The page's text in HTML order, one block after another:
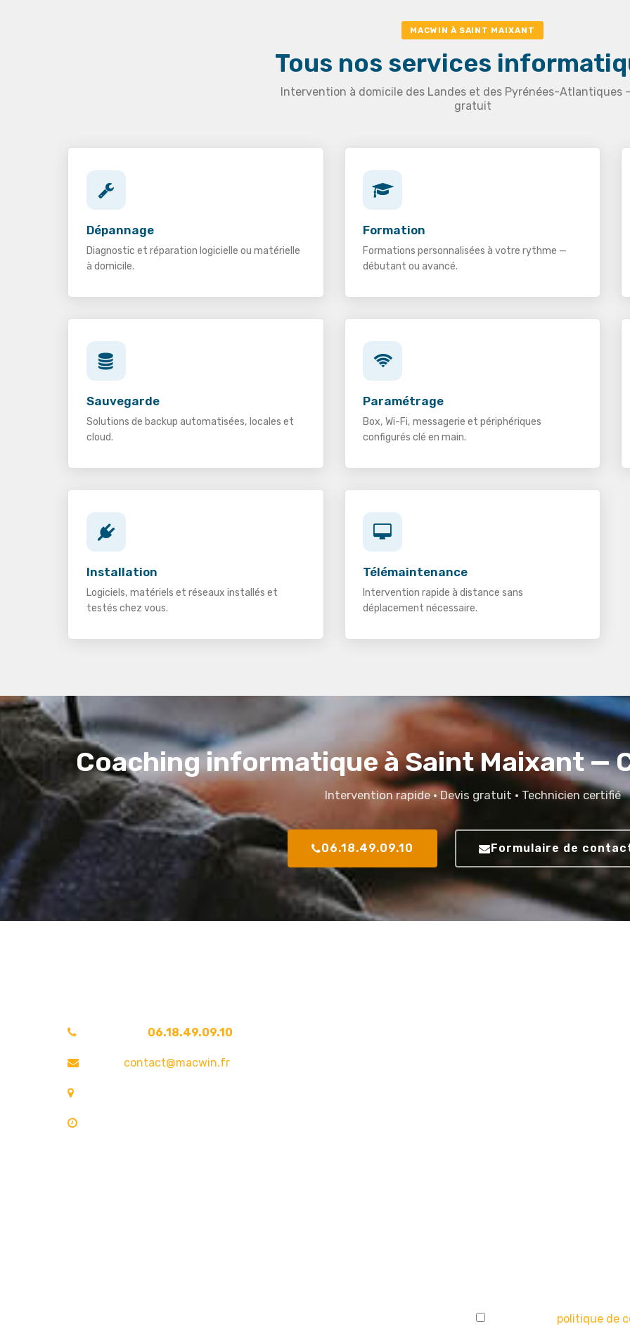
MACWIN À SAINT MAIXANT
Tous nos services
Intervention à domicile des Landes et des Pyrénées-Atlantiques
gratuit
Dépannage
Diagnostic et réparation logicielle ou matérielle
à domicile.
Formation
Formations personnalisées à votre rythme —
débutant ou avancé.
Sauvegarde
Solutions de backup automatisées, locales et
cloud.
Paramétrage
Box, Wi-Fi, messagerie et périphériques
configurés clé en main.
Installation
Logiciels, matériels et réseaux installés et
testés chez vous.
Télémaintenance
Intervention rapide à distance sans
déplacement nécessaire.
Coaching informatique à Saint Maixant —
Intervention rapide · Devis gratuit · Technicien certifié
06.18.49.09.10 Formulaire de
06.18.49.09.10
contact@macwin.fr
politique de